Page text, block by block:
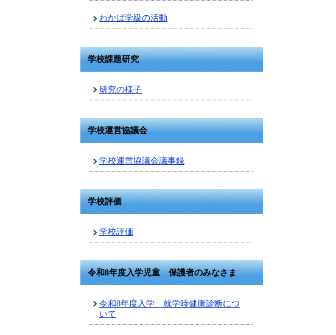
わかば学級の活動
学校課題研究
研究の様子
学校運営協議会
学校運営協議会議事録
学校評価
学校評価
令和8年度入学児童 保護者のみなさま
令和8年度入学 就学時健康診断につ
いて